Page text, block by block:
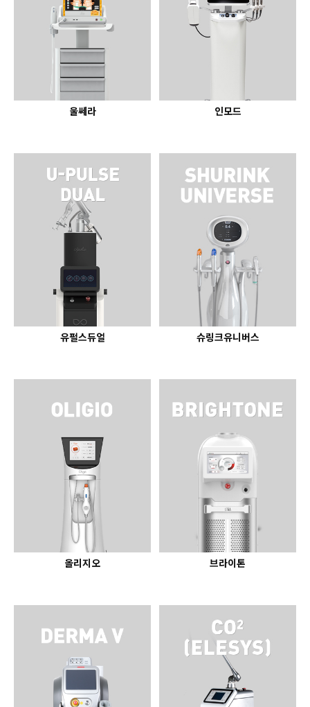
화성봉담점 경기광주점
CHUNGCHEONG-DO
천안점 대전점
광주점 목포점
GYEONGSANG-DO
창원점
울쎄라 인모드
유펄스듀얼 슈링크유니버스
올리지오 브라이톤